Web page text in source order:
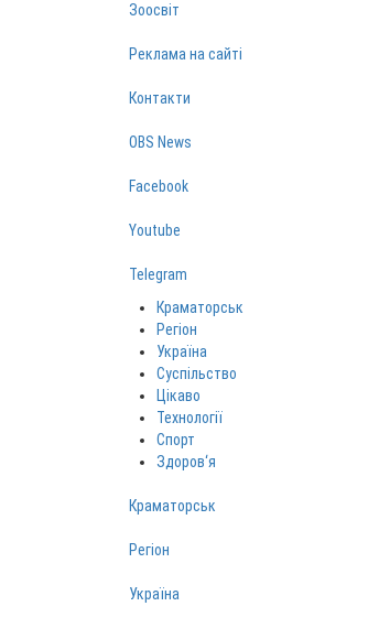
Зоосвіт
Реклама на сайті
Контакти
OBS News
Facebook
Youtube
Telegram
Краматорськ
Регіон
Україна
Суспільство
Цікаво
Технології
Спорт
Здоров‘я
Краматорськ
Регіон
Україна